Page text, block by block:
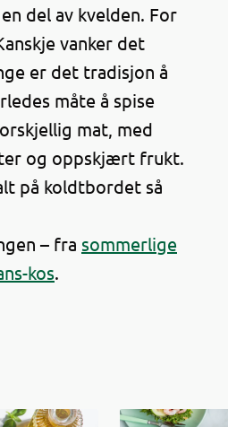
del av kvelden. For
vanker det
er det tradisjon å
måte å spise
mat, med
og oppskjært frukt.
på koldtbordet så
– fra sommerlige
kos.